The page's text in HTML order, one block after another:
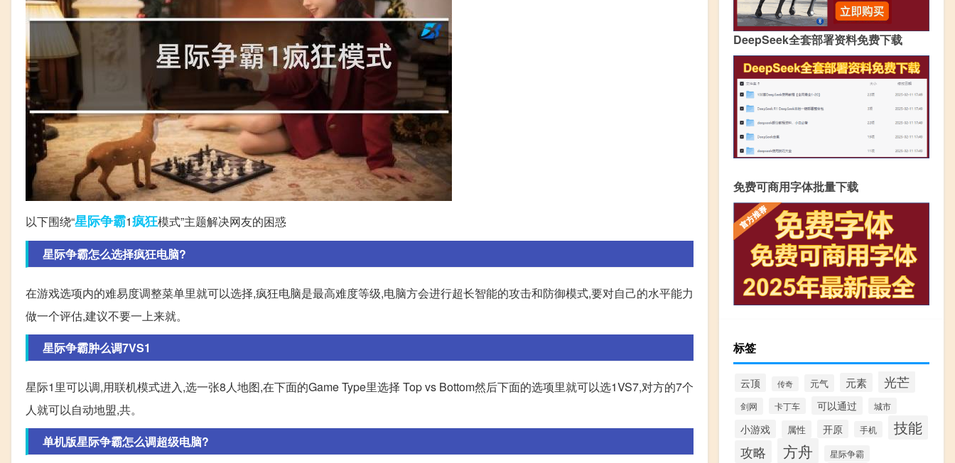
以下围绕“星际争霸1疯狂模式”主题解决网友的困惑
星际争霸怎么选择疯狂电脑?
在游戏选项内的难易度调整菜单里就可以选择,疯狂电脑是最高难度等级,电脑方会进行超长智能的攻击和防御模式,要对自己的水平能力
做一个评估,建议不要一上来就。
星际争霸肿么调7VS1
星际1里可以调,用联机模式进入,选一张8人地图,在下面的Game Type里选择 Top vs Bottom然后下面的选项里就可以选1VS7,对方的7个
人就可以自动地盟,共。
单机版星际争霸怎么调超级电脑?
DeepSeek全套部署资料免费下载
免费可商用字体批量下载
标签
云顶 传奇 元气 元素 光芒
剑网 卡丁车 可以通过 城市
小游戏 属性 开原 手机 技能
攻略 方舟 星际争霸